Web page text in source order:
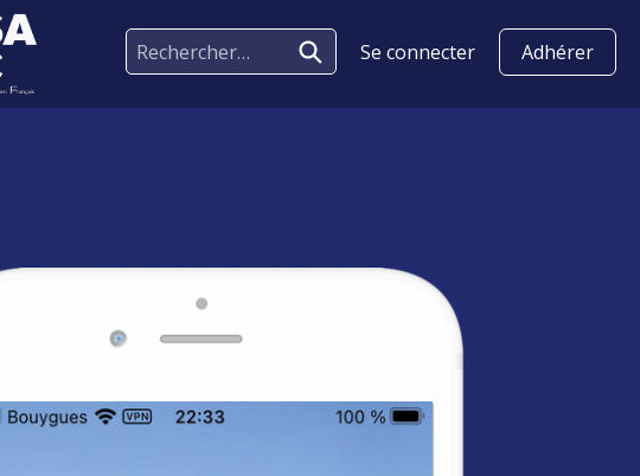
Se connecter Adhérer